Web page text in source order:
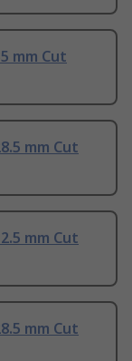
mm Cut
mm Cut
mm Cut
mm Cut